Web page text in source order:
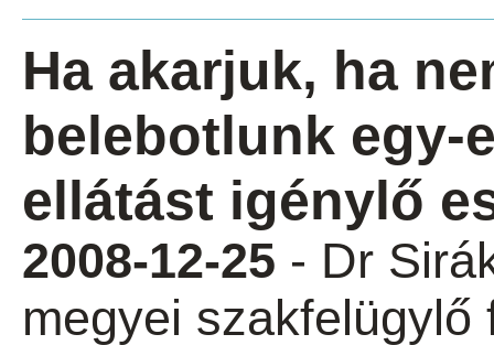
Ha akarjuk, ha
belebotlunk egy-
ellátást igénylő
2008-12-25 - Dr
megyei